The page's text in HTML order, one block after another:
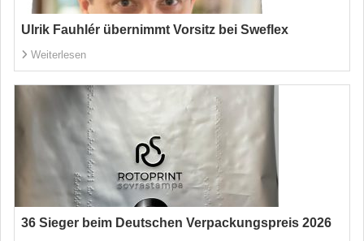
Ulrik Fauhlér übernimmt Vorsitz bei Sweflex
Weiterlesen
36 Sieger beim Deutschen Verpackungspreis 2026